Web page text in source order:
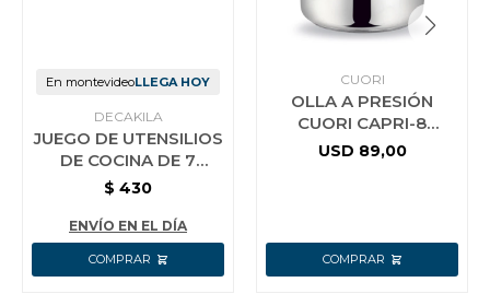
En montevideoLLEGA HOY
DECAKILA
JUEGO DE UTENSILIOS
DE COCINA DE 7
PIEZAS KMTT046B
$ 430
ENVÍO EN EL DÍA
CUORI
OLLA A PRESIÓN
CUORI CAPRI-8
ACERO INOX.
USD 89,00